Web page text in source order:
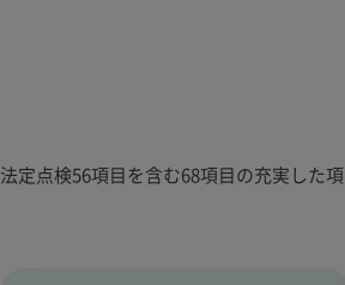
定点検56項目を含む68項目の充実した項